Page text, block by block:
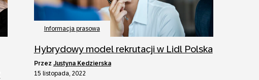
Informacja prasowa
Hybrydowy model rekrutacji w Lidl Polska
przez Justyna Kedzierska
15 listopada, 2022